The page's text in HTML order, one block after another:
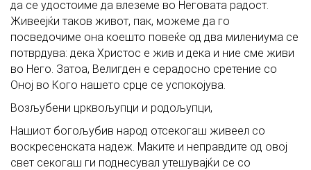
да се удостоиме да влеземе во Неговата радост.
Живеејќи таков живот, пак, можеме да го
посведочиме она коешто повеќе од два милениума се
потврдува: дека Христос е жив и дека и ние сме живи
во Него. Затоа, Велигден е серадосно сретение со
Оној во Кого нашето срце се успокојува.
Возљубени црквољупци и родољупци,
Нашиот богољубив народ отсекогаш живеел со
воскресенската надеж. Маките и неправдите од овој
свет секогаш ги поднесувал утешувајќи се со